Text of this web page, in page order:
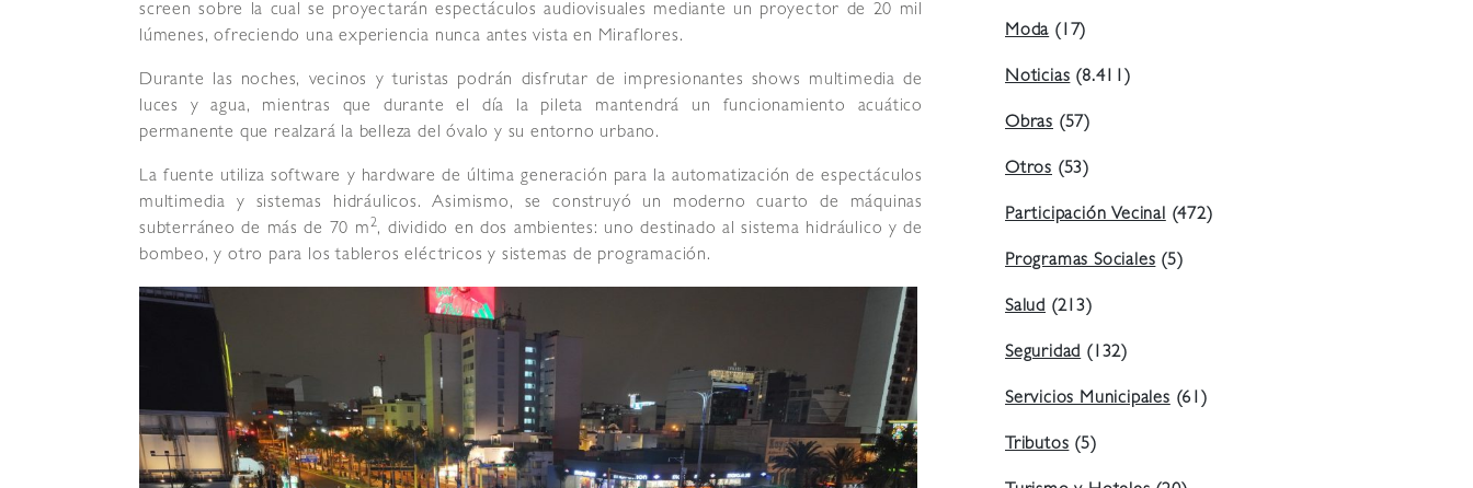
screen sobre la cual se proyectarán espectáculos audiovisuales mediante un proyector de 20 mil
lúmenes, ofreciendo una experiencia nunca antes vista en Miraflores.
Durante las noches, vecinos y turistas podrán disfrutar de impresionantes shows multimedia de
luces y agua, mientras que durante el día la pileta mantendrá un funcionamiento acuático
permanente que realzará la belleza del óvalo y su entorno urbano.
La fuente utiliza software y hardware de última generación para la automatización de espectáculos
multimedia y sistemas hidráulicos. Asimismo, se construyó un moderno cuarto de máquinas
subterráneo de más de 70 m2, dividido en dos ambientes: uno destinado al sistema hidráulico y de
bombeo, y otro para los tableros eléctricos y sistemas de programación.
Moda(17)
Noticias(8.411)
Obras (57)
Otros (53)
Participación Vecinal(472)
Programas Sociales(5)
Salud (213)
Seguridad(132)
Servicios Municipales(61)
Tributos(5)